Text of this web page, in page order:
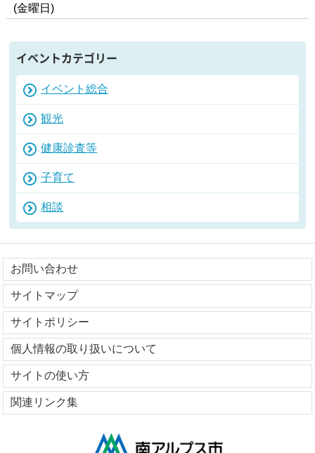
(金曜日 )
イベントカテゴリー
イベント総合
観光
健康診査等
子育て
相談
お問い合わせ
サイトマップ
サイトポリシー
個人情報の取り扱いについて
サイトの使い方
関連リンク集